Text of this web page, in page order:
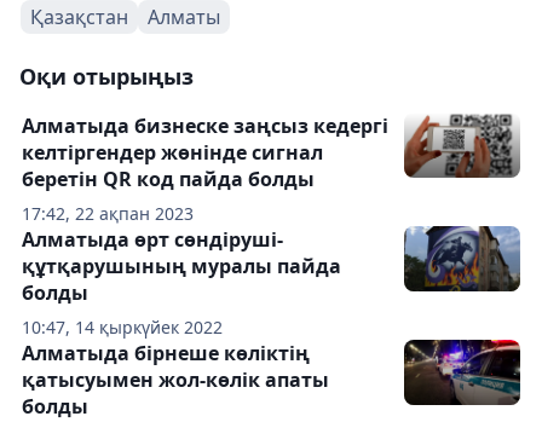
Қазақстан Алматы
Оқи отырыңыз
17:42, 22 ақпан 2023
Алматыда бизнеске заңсыз кедергі
келтіргендер жөнінде сигнал
беретін QR код пайда болды
10:47, 14 қыркүйек 2022
Алматыда өрт сөндіруші-
құтқарушының муралы пайда
болды
Алматыда бірнеше көліктің
қатысуымен жол-көлік апаты
болды